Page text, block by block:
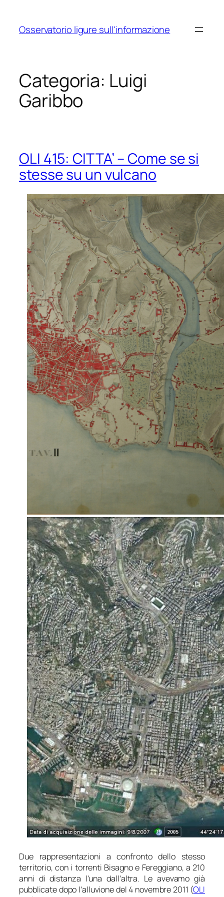
contenuto
Osservatorio ligure sull'informazione
Categoria: Luigi
Garibbo
OLI 415: CITTA’ – Come se si
stesse su un vulcano
Due rappresentazioni a confronto dello stesso
territorio, con i torrenti Bisagno e Fereggiano, a 210
anni di distanza l’una dall’altra. Le avevamo già
pubblicate dopo l’alluvione del 4 novembre 2011 (OLI